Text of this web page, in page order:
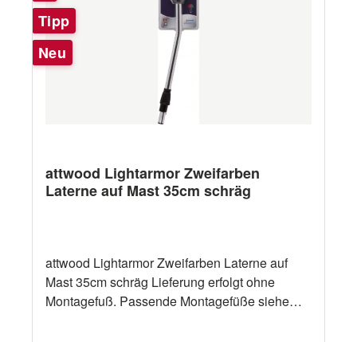
Tipp
Neu
attwood Lightarmor Zweifarben
Laterne auf Mast 35cm schräg
attwood Lightarmor Zweifarben Laterne auf
Mast 35cm schräg Lieferung erfolgt ohne
Montagefuß. Passende Montagefüße siehe